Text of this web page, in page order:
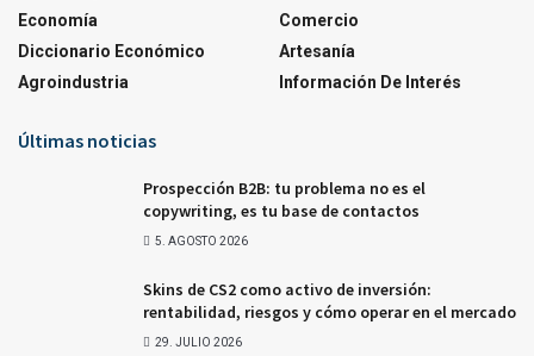
Economía
Diccionario Económico
Agroindustria
Comercio
Artesanía
Información De Interés
Últimas noticias
Prospección B2B: tu problema no es el
copywriting, es tu base de contactos
5. AGOSTO 2026
Skins de CS2 como activo de inversión:
rentabilidad, riesgos y cómo operar en el mercado
29. JULIO 2026